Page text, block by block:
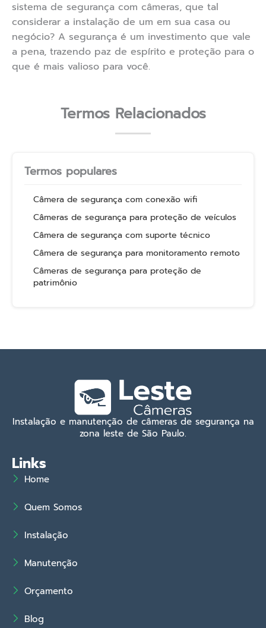
sistema de segurança com câmeras, que tal
considerar a instalação de um em sua casa ou
negócio? A segurança é um investimento que vale
a pena, trazendo paz de espírito e proteção para o
que é mais valioso para você.
Termos Relacionados
Termos populares
Câmera de segurança com conexão wifi
Câmeras de segurança para proteção de veículos
Câmera de segurança com suporte técnico
Câmera de segurança para monitoramento remoto
Câmeras de segurança para proteção de
patrimônio
Instalação e manutenção de câmeras de segurança na
zona leste de São Paulo.
Links
Home
Quem Somos
Instalação
Manutenção
Orçamento
Blog